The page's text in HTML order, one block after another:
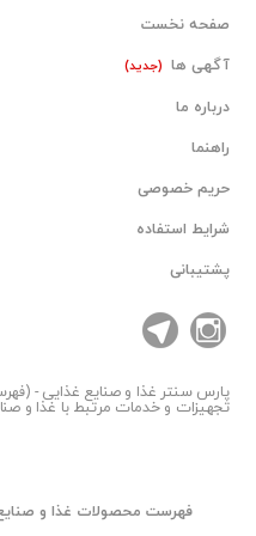
صفحه نخست
آگهی ها (جدید)
درباره ما
راهنما
حریم خصوصی
شرایط استفاده
پشتیبانی
پارس سنتر غذا و صنایع غذایی -
تجهیزات و خدمات مرتبط با غذا و
فهرست محصولات غذا و